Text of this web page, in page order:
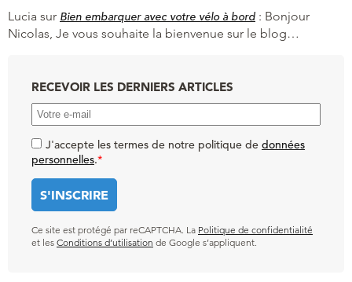
Lucia sur Bien embarquer avec votre vélo à bord : Bonjour
Nicolas, Je vous souhaite la bienvenue sur le blog…
RECEVOIR LES DERNIERS ARTICLES
J'accepte les termes de notre politique de données
personnelles.*
Ce site est protégé par reCAPTCHA. La Politique de confidentialité
et les Conditions d’utilisation de Google s’appliquent.